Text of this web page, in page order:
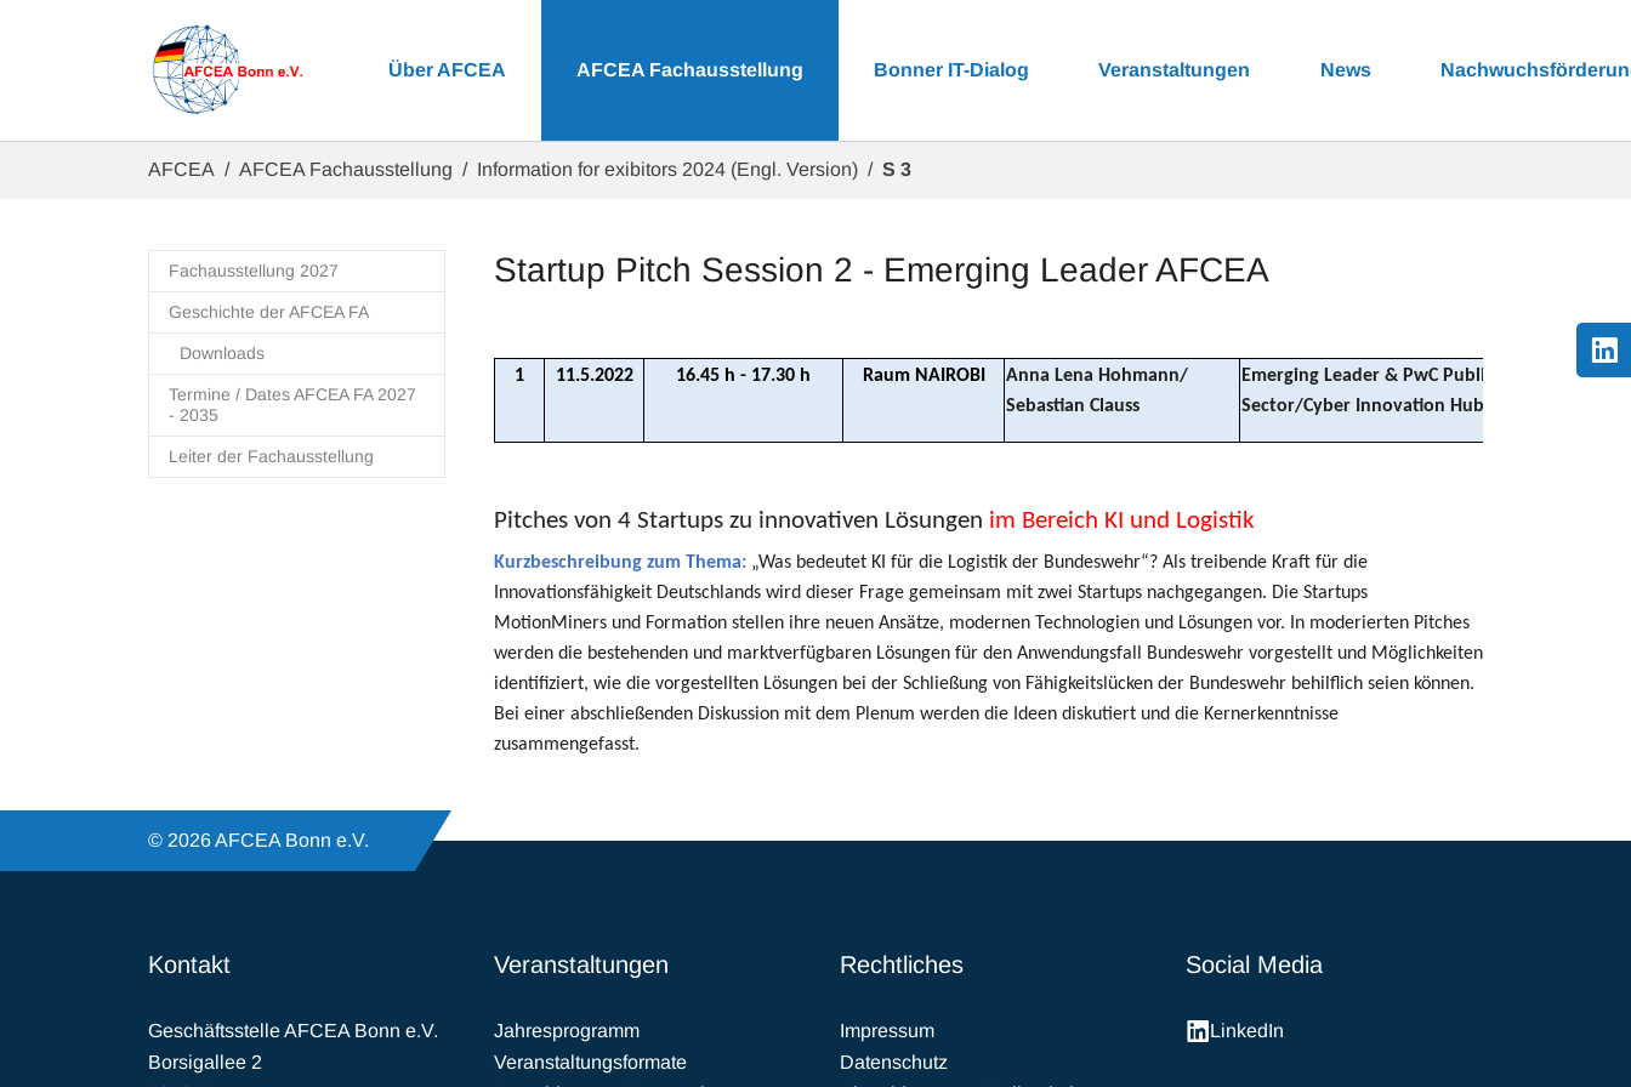
Über AFCEA AFCEA Fachausstellung Bonner IT-Dialog Veranstaltungen News
AFCEA AFCEA Fachausstellung Information for exibitors 2024 (Engl. Version) S 3
Fachausstellung 2027
Geschichte der AFCEA FA
Downloads
Termine / Dates AFCEA FA 2027
- 2035
Leiter der Fachausstellung
Startup Pitch Session 2 - Emerging Leader AFCEA
1 11.5.2022 16.45 h - 17.30 h Raum NAIROBI
Anna Lena Hohmann/
Sebastian Clauss
Emerging Leader & PwC Public
Sector/Cyber Innovation Hub
Pitches von 4 Startups zu innovativen Lösungen im Bereich KI und Logistik
Kurzbeschreibung zum Thema: „Was bedeutet KI für die Logistik der Bundeswehr“? Als treibende Kraft für die
Innovationsfähigkeit Deutschlands wird dieser Frage gemeinsam mit zwei Startups nachgegangen. Die Startups
MotionMiners und Formation stellen ihre neuen Ansätze, modernen Technologien und Lösungen vor. In moderierten Pitches
werden die bestehenden und marktverfügbaren Lösungen für den Anwendungsfall Bundeswehr vorgestellt und Möglichkeiten
identifiziert, wie die vorgestellten Lösungen bei der Schließung von Fähigkeitslücken der Bundeswehr behilflich seien können.
Bei einer abschließenden Diskussion mit dem Plenum werden die Ideen diskutiert und die Kernerkenntnisse
zusammengefasst.
© 2026 AFCEA Bonn e.V.
Kontakt
Geschäftsstelle AFCEA Bonn e.V.
Borsigallee 2
Veranstaltungen
Jahresprogramm
Veranstaltungsformate
Rechtliches
Impressum
Datenschutz
Social Media
LinkedIn